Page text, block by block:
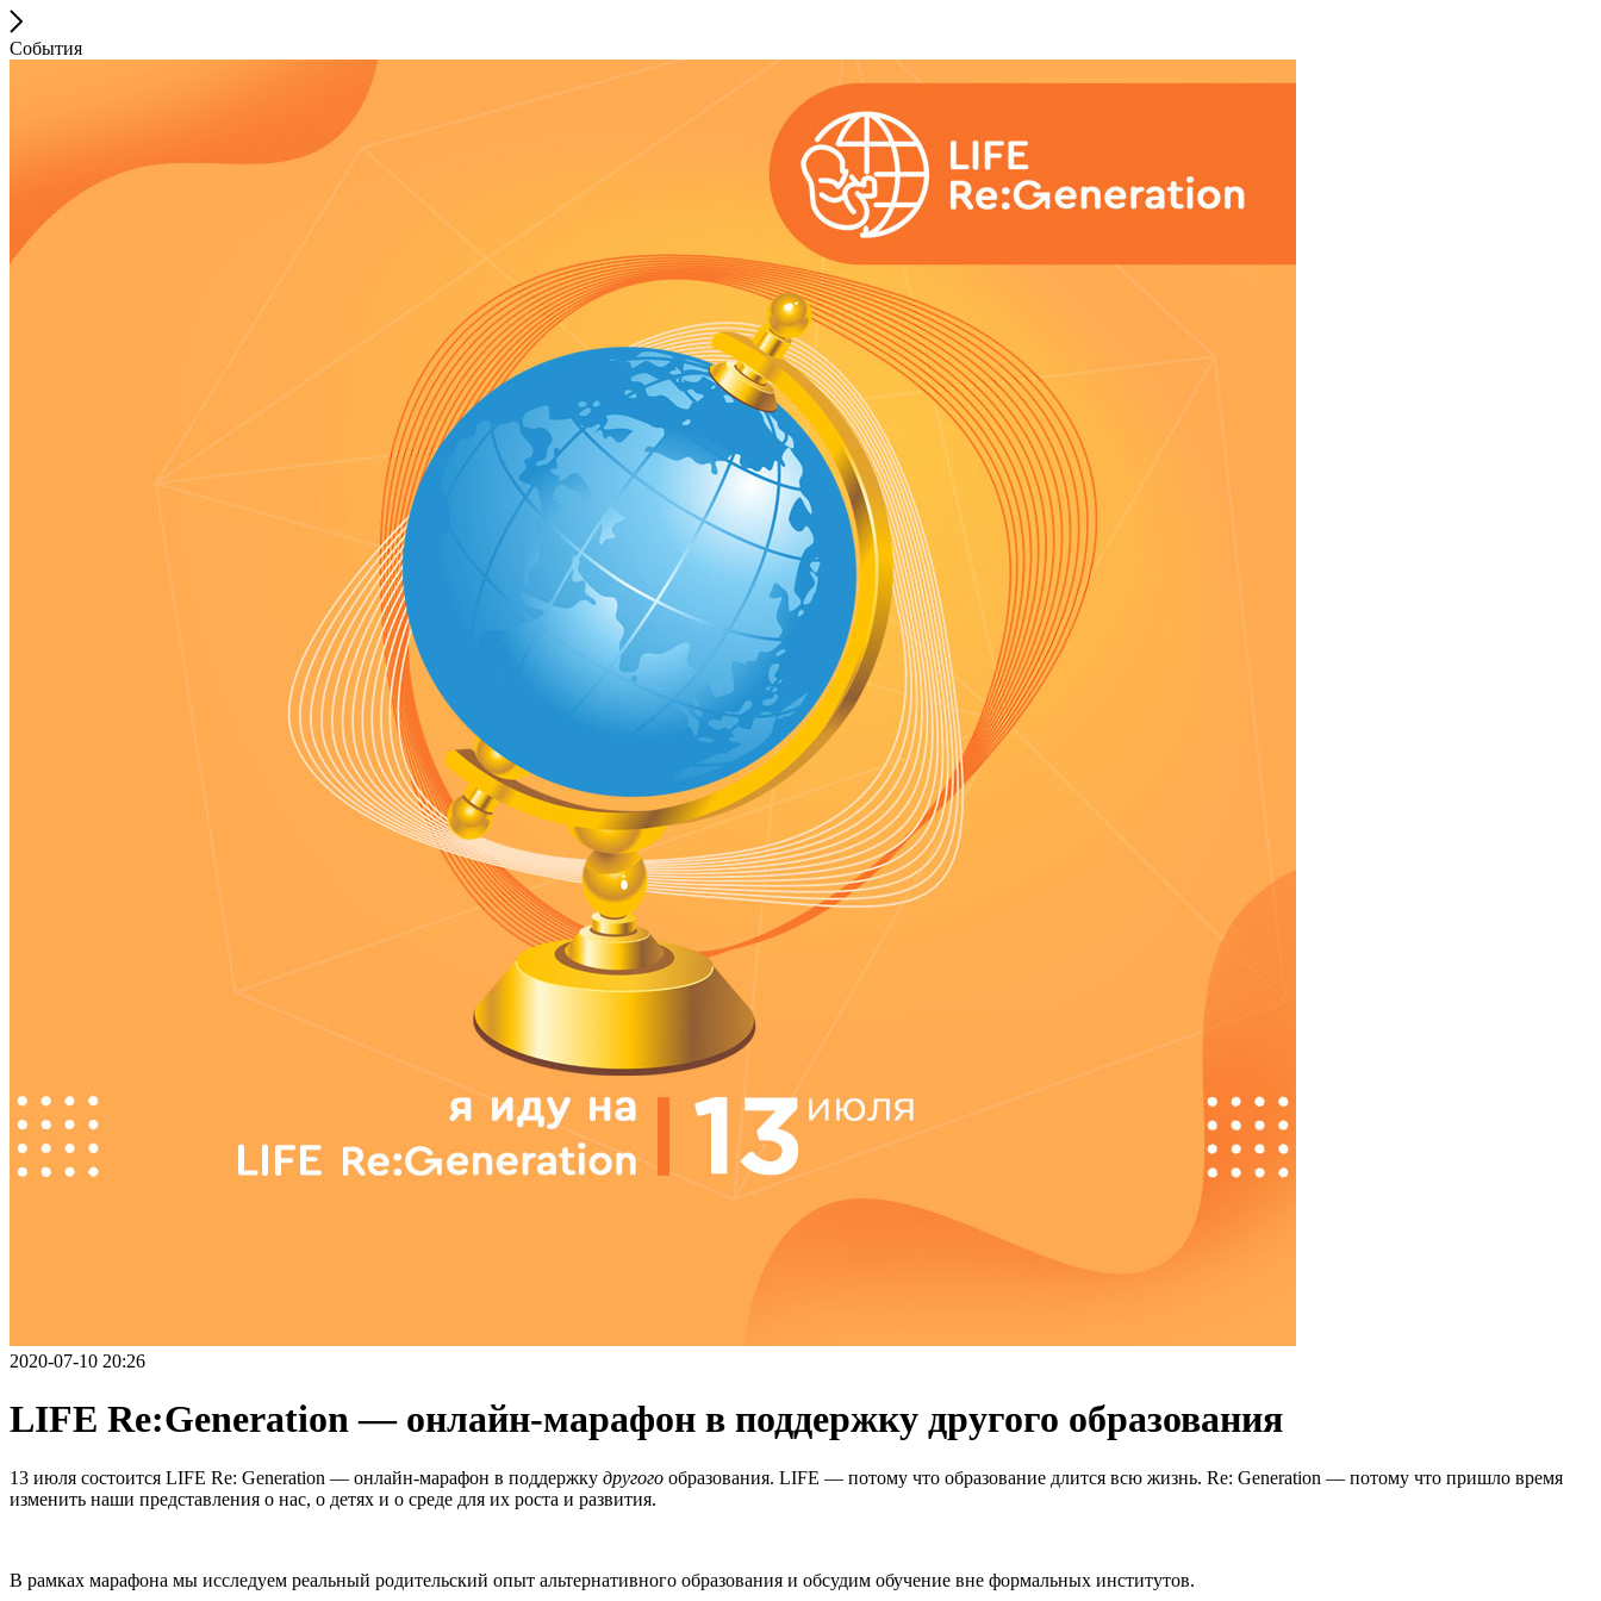
События
2020-07-10 20:26
LIFE Re:Generation — онлайн-марафон в поддержку другого образования
13 июля состоится LIFE Re: Generation — онлайн-марафон в поддержку другого образования. LIFE — потому что образование длится всю жизнь. Re: Generation — потому что пришло время
изменить наши представления о нас, о детях и о среде для их роста и развития.
В рамках марафона мы исследуем реальный родительский опыт альтернативного образования и обсудим обучение вне формальных институтов.